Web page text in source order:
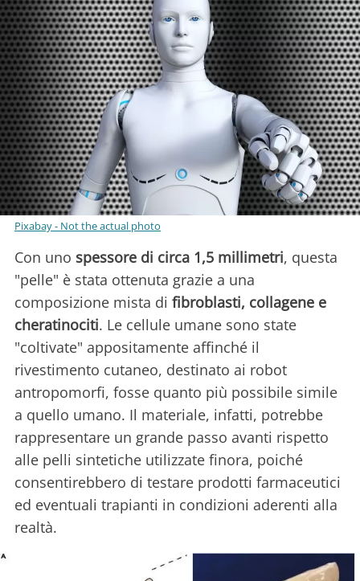
Pixabay - Not the actual photo
Con uno spessore di circa 1,5 millimetri, questa
"pelle" è stata ottenuta grazie a una
composizione mista di fibroblasti, collagene e
cheratinociti. Le cellule umane sono state
"coltivate" appositamente affinché il
rivestimento cutaneo, destinato ai robot
antropomorfi, fosse quanto più possibile simile
a quello umano. Il materiale, infatti, potrebbe
rappresentare un grande passo avanti rispetto
alle pelli sintetiche utilizzate finora, poiché
consentirebbero di testare prodotti farmaceutici
ed eventuali trapianti in condizioni aderenti alla
realtà.